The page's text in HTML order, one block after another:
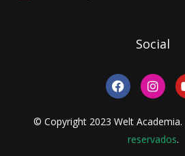
Social
F
a
c
e
b
I
n
s
t
a
g
© Copyright 2023 Welt Academia.
reservados.